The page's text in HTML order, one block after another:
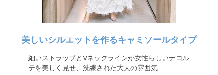
美しいシルエットを作るキャミソールタイプ
細いストラップとVネックラインが女性らしいデコル
テを美しく見せ、洗練された大人の雰囲気